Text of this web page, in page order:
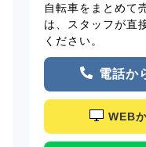
自転車をまとめて
は、スタッフが直
ください。
電話か
WEB